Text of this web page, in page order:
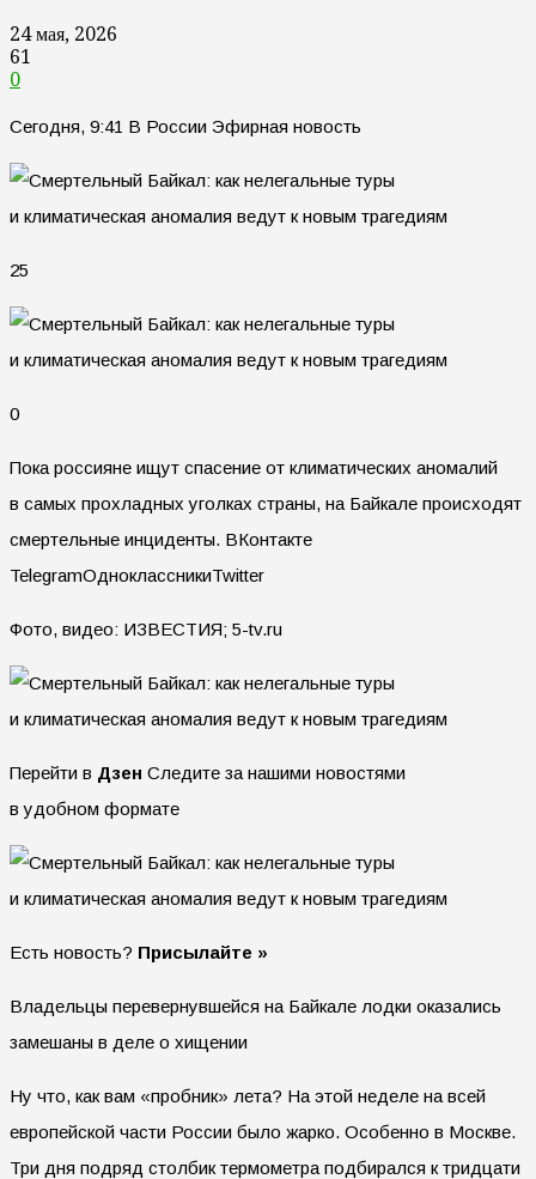
24 мая, 2026
61
0
Сегодня, 9:41 В России Эфирная новость
25
0
Пока россияне ищут спасение от климатических аномалий
в самых прохладных уголках страны, на Байкале происходят
смертельные инциденты. ВКонтакте
TelegramОдноклассникиTwitter
Фото, видео: ИЗВЕСТИЯ; 5-tv.ru
Перейти в Дзен Следите за нашими новостями
в удобном формате
Есть новость? Присылайте »
Владельцы перевернувшейся на Байкале лодки оказались
замешаны в деле о хищении
Ну что, как вам «пробник» лета? На этой неделе на всей
европейской части России было жарко. Особенно в Москве.
Три дня подряд столбик термометра подбирался к тридцати